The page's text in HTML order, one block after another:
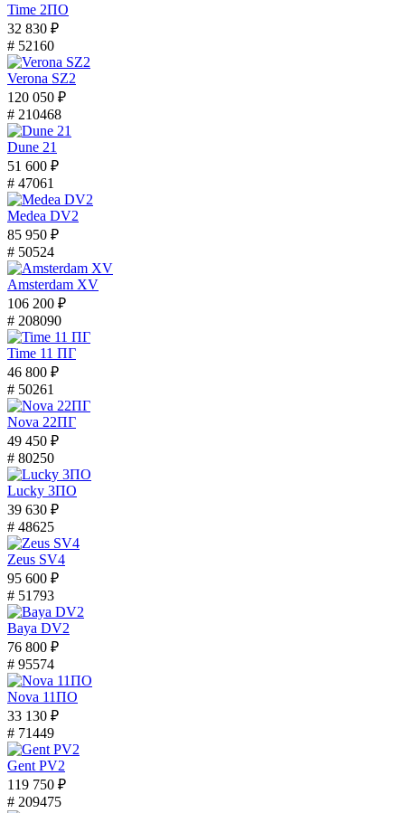
Time 2ПО
32 830 ₽
# 52160
Verona SZ2
120 050 ₽
# 210468
Dune 21
51 600 ₽
# 47061
Medea DV2
85 950 ₽
# 50524
Amsterdam XV
106 200 ₽
# 208090
Time 11 ПГ
46 800 ₽
# 50261
Nova 22ПГ
49 450 ₽
# 80250
Lucky 3ПО
39 630 ₽
# 48625
Zeus SV4
95 600 ₽
# 51793
Baya DV2
76 800 ₽
# 95574
Nova 11ПО
33 130 ₽
# 71449
Gent PV2
119 750 ₽
# 209475